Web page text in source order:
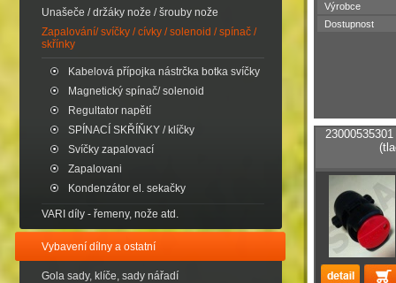
Unašeče / držáky nože / šrouby nože
Zapalování/ svíčky / cívky / solenoid / spínač /
skřínky
Kabelová přípojka nástrčka botka svíčky
Magnetický spínač/ solenoid
Regultator napětí
SPÍNACÍ SKŘÍŇKY / klíčky
Svíčky zapalovací
Zapalovani
Kondenzátor el. sekačky
VARI díly - řemeny, nože atd.
Vybavení dílny a ostatní
Gola sady, klíče, sady nářadí
Výrobce
Dostupnost